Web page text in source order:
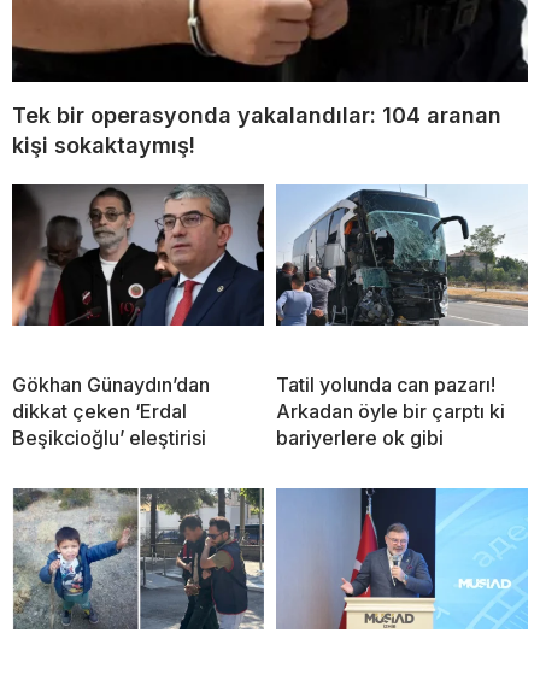
Tek bir operasyonda yakalandılar: 104 aranan
kişi sokaktaymış!
Gökhan Günaydın’dan
dikkat çeken ‘Erdal
Beşikcioğlu’ eleştirisi
Tatil yolunda can pazarı!
Arkadan öyle bir çarptı ki
bariyerlere ok gibi